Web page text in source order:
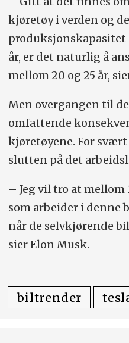
kjøretøy i verden og
år, er det naturlig å
mellom 20 og 25 år,
Men overgangen til
omfattende
kjøretøyene. For
slutten på det
– Jeg vil tro at mellom
som arbeider i denne
når de selvkjørende
sier Elon Musk.
biltrender